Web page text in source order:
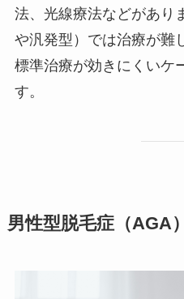
法、光線療法などがあり
や汎発型）では治療が難
標準治療が効きにくいケ
す。
男性型脱毛症（AGA